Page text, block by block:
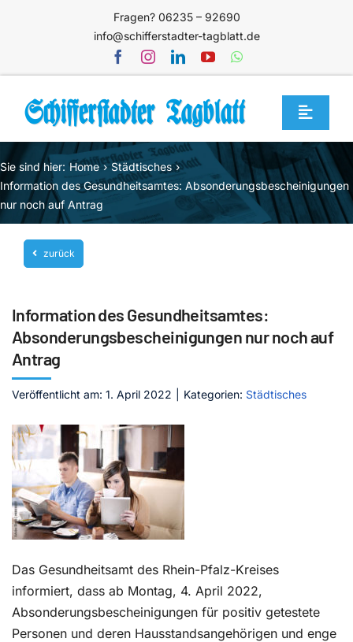
Fragen? 06235 – 92690
info@schifferstadter-tagblatt.de
Toggle
Home
Themen
Blog
Unternehmen
Mediathek
Jetzt abonnieren
Kontakt
Sie sind hier: Home
Städtisches
Information des Gesundheitsamtes: Absonderungsbescheinigungen
nur noch auf Antrag
zurück
Information des Gesundheitsamtes:
Absonderungsbescheinigungen nur noch auf
Antrag
Veröffentlicht am: 1. April 2022 Kategorien: Städtisches
Das Gesundheitsamt des Rhein-Pfalz-Kreises
informiert, dass ab Montag, 4. April 2022,
Absonderungsbescheinigungen für positiv getestete
Personen und deren Hausstandsangehörigen und enge